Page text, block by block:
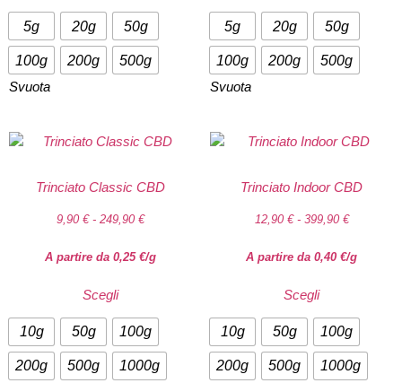
5g 20g 50g
100g 200g
500g
Svuota
5g 20g 50g
100g 200g
500g
Svuota
Trinciato Classic CBD
9,90 € - 249,90 €
A partire da 0,25 €/g
Scegli
10g 50g 100g
200g 500g
1000g
Trinciato Indoor CBD
12,90 € - 399,90 €
A partire da 0,40 €/g
Scegli
10g 50g 100g
200g 500g
1000g